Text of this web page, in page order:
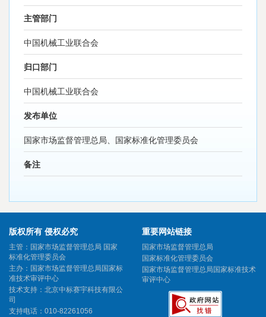
主管部门
中国机械工业联合会
归口部门
中国机械工业联合会
发布单位
国家市场监督管理总局、国家标准化管理委员会
备注
版权所有 侵权必究
主管：国家市场监督管理总局 国家
标准化管理委员会
主办：国家市场监督管理总局国家标
准技术审评中心
技术支持：北京中标赛宇科技有限公
司
支持电话：010-82261056
重要网站链接
国家市场监督管理总局
国家标准化管理委员会
国家市场监督管理总局国家标准技术
审评中心